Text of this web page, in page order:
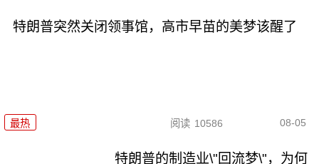
特朗普突然关闭领事馆，高市早苗的美梦该醒了
最热 阅读 10586 08-05
特朗普的制造业\"回流梦\"，为何